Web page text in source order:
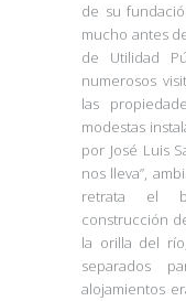
de su
mucho antes
de Utilidad
numerosos
las
modestas
por José Luis
nos lleva”,
retrata el
construcción
la orilla del
separados
alojamientos